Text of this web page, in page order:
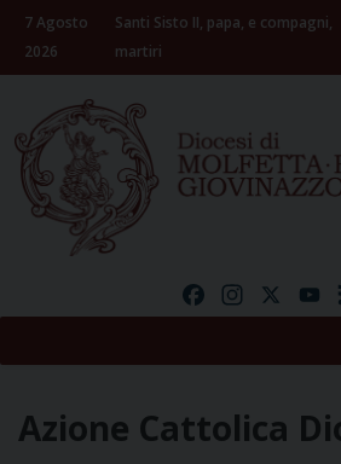
Skip
content
7 Agosto
2026
Santi Sisto II, papa, e compagni,
martiri
FacebookInstagram
Azione Cattolica